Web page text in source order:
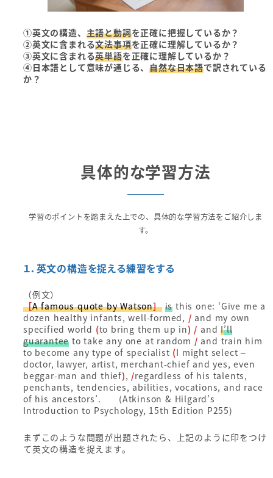
①英文の構造、 主語と動詞を正確に把握しているか？
②英文に含まれる文法事項を正確に理解しているか？
③英文に含まれる英単語を正確に理解しているか？
④日本語として意味が通じる、自然な日本語で訳されている
か？
具体的な学習方法
学習のポイントを踏まえた上での、具体的な学習方法をご紹介しま
す。
１．英文の構造を捉える練習をする
（例文）
［A famous quote by Watson］ is this one: ‘Give me a
dozen healthy infants, well-formed, / and my own
specified world (to bring them up in) / andI’ll
guarantee to take any one at random / and train him
to become any type of specialist (I might select –
doctor, lawyer, artist, merchant-chief and yes, even
beggar-man and thief), /regardless of his talents,
penchants, tendencies, abilities, vocations, and race
of his ancestors’. (Atkinson & Hilgard’s
Introduction to Psychology, 15th Edition P255)
まずこのような問題が出題されたら、上記のように印をつけ
て英文の構造を捉えます。